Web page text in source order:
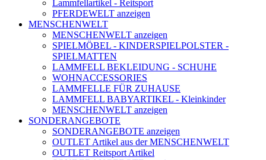
Lammfellartikel - Reitsport
PFERDEWELT anzeigen
MENSCHENWELT
MENSCHENWELT anzeigen
SPIELMÖBEL - KINDERSPIELPOLSTER -
SPIELMATTEN
LAMMFELL BEKLEIDUNG - SCHUHE
WOHNACCESSORIES
LAMMFELLE FÜR ZUHAUSE
LAMMFELL BABYARTIKEL - Kleinkinder
MENSCHENWELT anzeigen
SONDERANGEBOTE
SONDERANGEBOTE anzeigen
OUTLET Artikel aus der MENSCHENWELT
OUTLET Reitsport Artikel